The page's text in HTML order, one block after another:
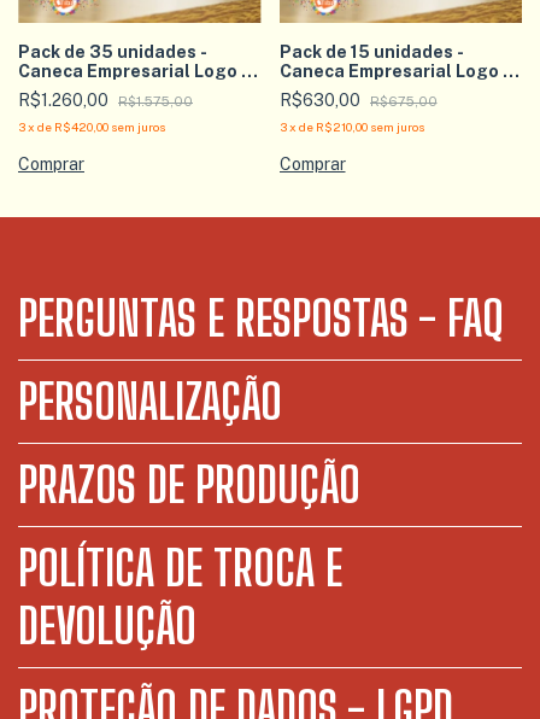
Pack de 35 unidades -
Caneca Empresarial Logo +
Textos
R$1.260,00
R$1.575,00
3x de R$420,00 sem juros
Pack de 15 unidades -
Caneca Empresarial Logo +
Textos
R$630,00
R$675,00
3 x de R$210,00 sem juros
PERGUNTAS E RESPOSTAS - FAQ
PERSONALIZAÇÃO
PRAZOS DE PRODUÇÃO
POLÍTICA DE TROCA E
DEVOLUÇÃO